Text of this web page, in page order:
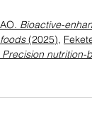
Bioactive-
(2025),
Precision nutrition-